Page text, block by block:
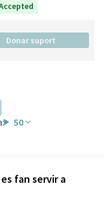
fan servir a
Donar suport
50